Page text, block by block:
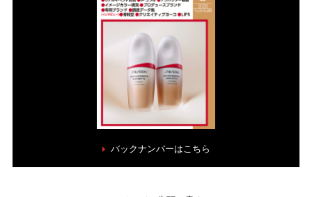
バックナンバーはこちら